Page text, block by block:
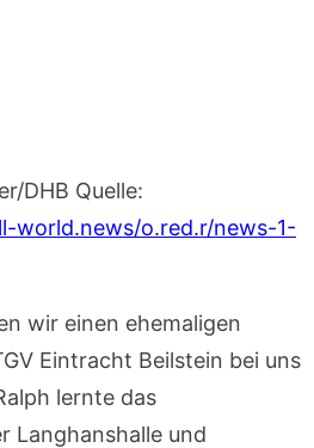
DHB Quelle:
world.news/o.red.r/news-1-
wir einen ehemaligen
Eintracht Beilstein bei uns
lernte das
Langhanshalle und